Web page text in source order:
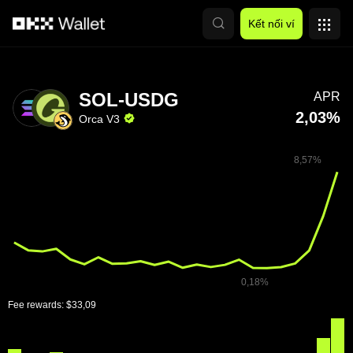
Kết nối ví
SOL-USDG
Orca V3
APR
2,03%
Fee rewards: $33,09